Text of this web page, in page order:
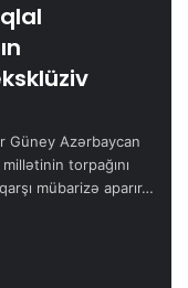
Güney Azərbaycan
torpağını
mübarizə aparır…